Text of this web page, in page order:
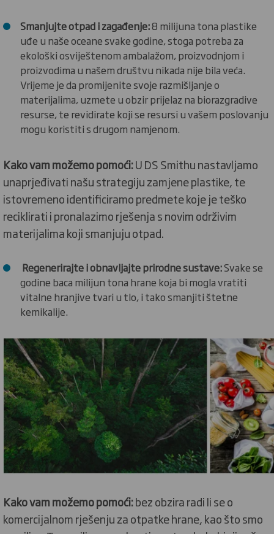
Smanjujte otpad i zagađenje:8 milijuna tona plastike
uđe u naše oceane svake godine, stoga potreba za
ekološki osviještenom ambalažom, proizvodnjom i
proizvodima u našem društvu nikada nije bila veća.
Vrijeme je da promijenite svoje razmišljanje o
materijalima, uzmete u obzir prijelaz na biorazgradive
resurse, te revidirate koji se resursi u vašem poslovanju
mogu koristiti s drugom namjenom.
Kako vam možemo pomoći:U DS Smithu nastavljamo
unaprjeđivati našu strategiju zamjene plastike, te
istovremeno identificiramo predmete koje je teško
reciklirati i pronalazimo rješenja s novim održivim
materijalima koji smanjuju otpad.
Regenerirajte i obnavljajte prirodne sustave:Svake se
godine baca milijun tona hrane koja bi mogla vratiti
vitalne hranjive tvari u tlo, i tako smanjiti štetne
kemikalije.
Kako vam možemo pomoći:bez obzira radi li se o
komercijalnom rješenju za otpatke hrane, kao što smo